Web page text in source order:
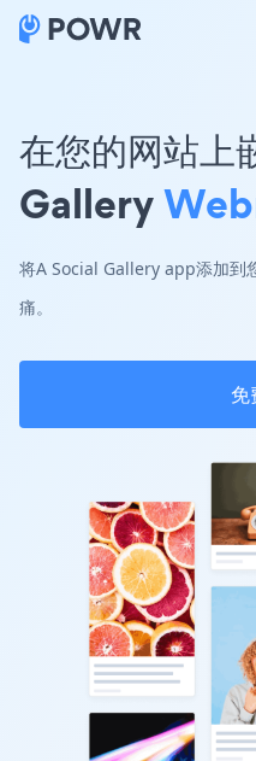
在您的网站
Gallery
将A Social Gallery app添加到
痛。
免